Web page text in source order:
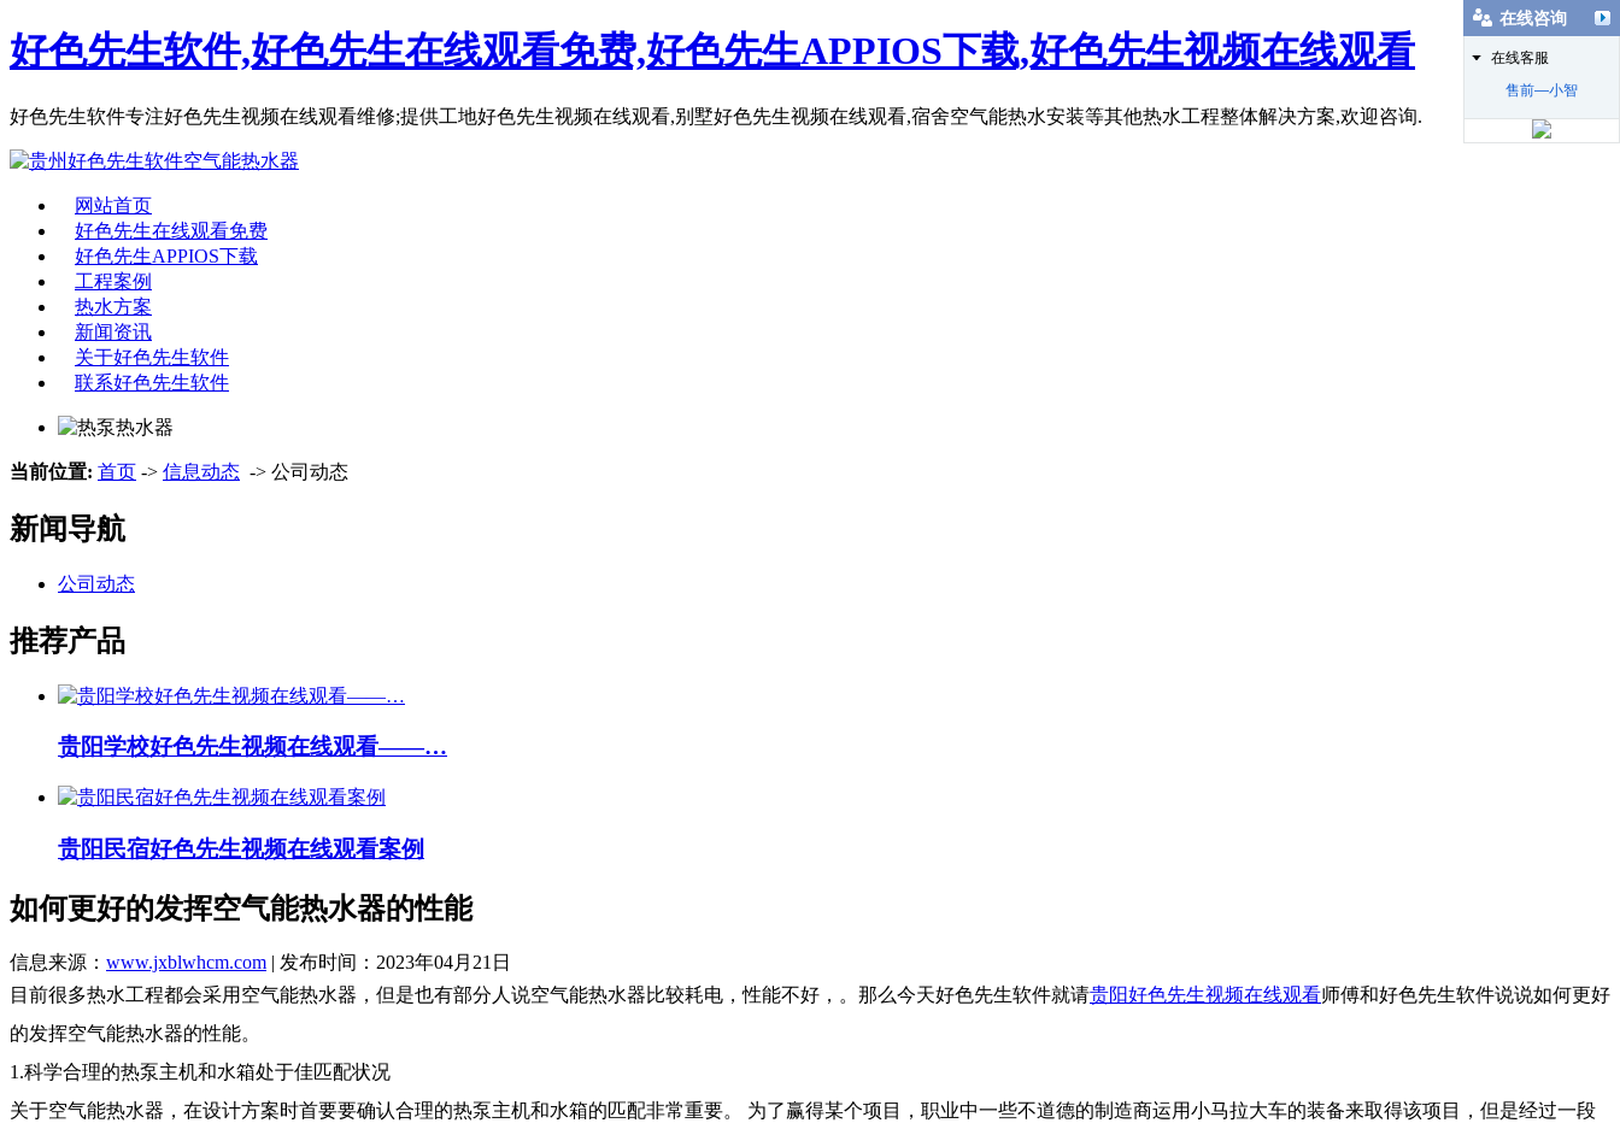
好色先生软件,好色先生在线观看免费,好色先生APPIOS下载,好色先生视频在线观看
好色先生软件专注好色先生视频在线观看维修;提供工地好色先生视频在线观看,别墅好色先生视频在线观看,宿舍空气能热水安装等其他热水工程整体解决方案,欢迎咨询.
网站首页
好色先生在线观看免费
好色先生APPIOS下载
工程案例
热水方案
新闻资讯
关于好色先生软件
联系好色先生软件
当前位置: 首页 -> 信息动态 -> 公司动态
新闻导航
公司动态
推荐产品
贵阳学校好色先生视频在线观看——…
贵阳民宿好色先生视频在线观看案例
如何更好的发挥空气能热水器的性能
信息来源： www.jxblwhcm.com | 发布时间：2023年04月21日
目前很多热水工程都会采用空气能热水器，但是也有部分人说空气能热水器比较耗电，性能不好，。那么今天好色先生软件就请贵阳好色先生视频在线观看师傅和好色先生软件说说如何更好
的发挥空气能热水器的性能。
1.科学合理的热泵主机和水箱处于佳匹配状况
关于空气能热水器，在设计方案时首要要确认合理的热泵主机和水箱的匹配非常重要。 为了赢得某个项目，职业中一些不道德的制造商运用小马拉大车的装备来取得该项目，但是经过一段
在线咨询
在线客服
售前—小智